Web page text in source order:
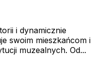
i dynamicznie
swoim mieszkańcom i
muzealnych. Od...